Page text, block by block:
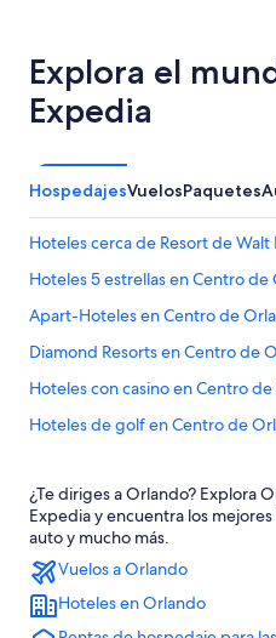
Explora el
Expedia
HospedajesVuelosPaquetes
Hoteles cerca de Resort de
Hoteles 5 estrellas en Centro de
Apart-Hoteles en Centro de
Diamond Resorts en Centro de
Hoteles con casino en Centro
Hoteles de golf en Centro de
Hoteles para ir de compras en
Hoteles de lujo en Centro de
Hoteles de negocios en Centro
Hoteles en la playa en Centro de
¿Te diriges a Orlando? Explora
Expedia y encuentra los
auto y mucho más.
Vuelos a Orlando
Hoteles en Orlando